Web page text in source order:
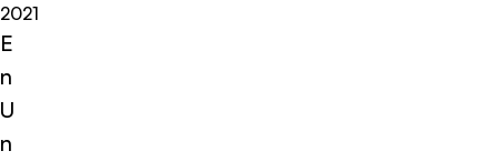
2021
E
n
U
n